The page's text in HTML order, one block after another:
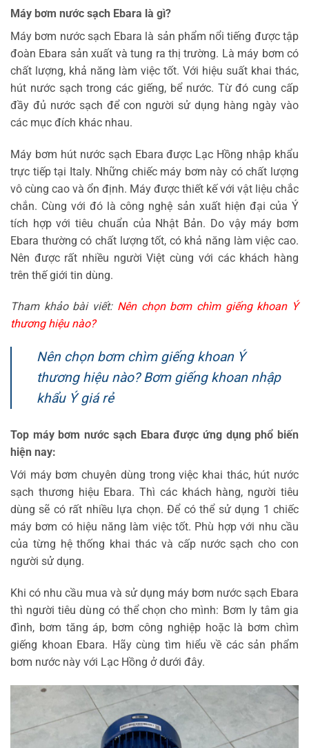
Máy bơm nước sạch Ebara là gì?
Máy bơm nước sạch Ebara là sản phẩm nổi tiếng được tập
đoàn Ebara sản xuất và tung ra thị trường. Là máy bơm có
chất lượng, khả năng làm việc tốt. Với hiệu suất khai thác,
hút nước sạch trong các giếng, bể nước. Từ đó cung cấp
đầy đủ nước sạch để con người sử dụng hàng ngày vào
các mục đích khác nhau.
Máy bơm hút nước sạch Ebara được Lạc Hồng nhập khẩu
trực tiếp tại Italy. Những chiếc máy bơm này có chất lượng
vô cùng cao và ổn định. Máy được thiết kế với vật liệu chắc
chắn. Cùng với đó là công nghệ sản xuất hiện đại của Ý
tích hợp với tiêu chuẩn của Nhật Bản. Do vậy máy bơm
Ebara thường có chất lượng tốt, có khả năng làm việc cao.
Nên được rất nhiều người Việt cùng với các khách hàng
trên thế giới tin dùng.
Tham khảo bài viết: Nên chọn bơm chìm giếng khoan Ý
thương hiệu nào?
Nên chọn bơm chìm giếng khoan Ý
thương hiệu nào? Bơm giếng khoan nhập
khẩu Ý giá rẻ
Top máy bơm nước sạch Ebara được ứng dụng phổ biến
hiện nay:
Với máy bơm chuyên dùng trong việc khai thác, hút nước
sạch thương hiệu Ebara. Thì các khách hàng, người tiêu
dùng sẽ có rất nhiều lựa chọn. Để có thể sử dụng 1 chiếc
máy bơm có hiệu năng làm việc tốt. Phù hợp với nhu cầu
của từng hệ thống khai thác và cấp nước sạch cho con
người sử dụng.
Khi có nhu cầu mua và sử dụng máy bơm nước sạch Ebara
thì người tiêu dùng có thể chọn cho mình: Bơm ly tâm gia
đình, bơm tăng áp, bơm công nghiệp hoặc là bơm chìm
giếng khoan Ebara. Hãy cùng tìm hiểu về các sản phẩm
bơm nước này với Lạc Hồng ở dưới đây.